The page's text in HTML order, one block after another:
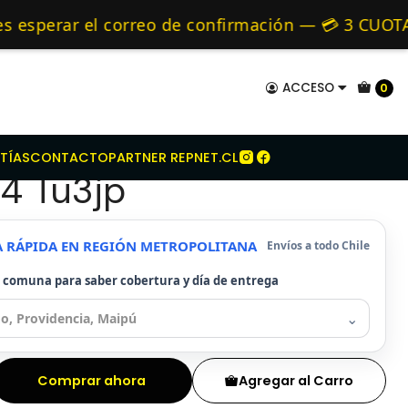
ACCESO 0
de confirmación — 💳 3 CUOTAS
CONTACTOPARTNER REPNET.CL
de 24 hrs hábiles.
Kit Embrague Para Peugeot 207 1.4 Tu3jp
🚚 Envíos diariamente a
Para Peugeot
Tu3jp
RÁPIDA EN REGIÓN METROPOLITANA Envíos a todo Chile
comuna para saber cobertura y día de entrega
⌄
Agregar al Carro
Comprar ahora